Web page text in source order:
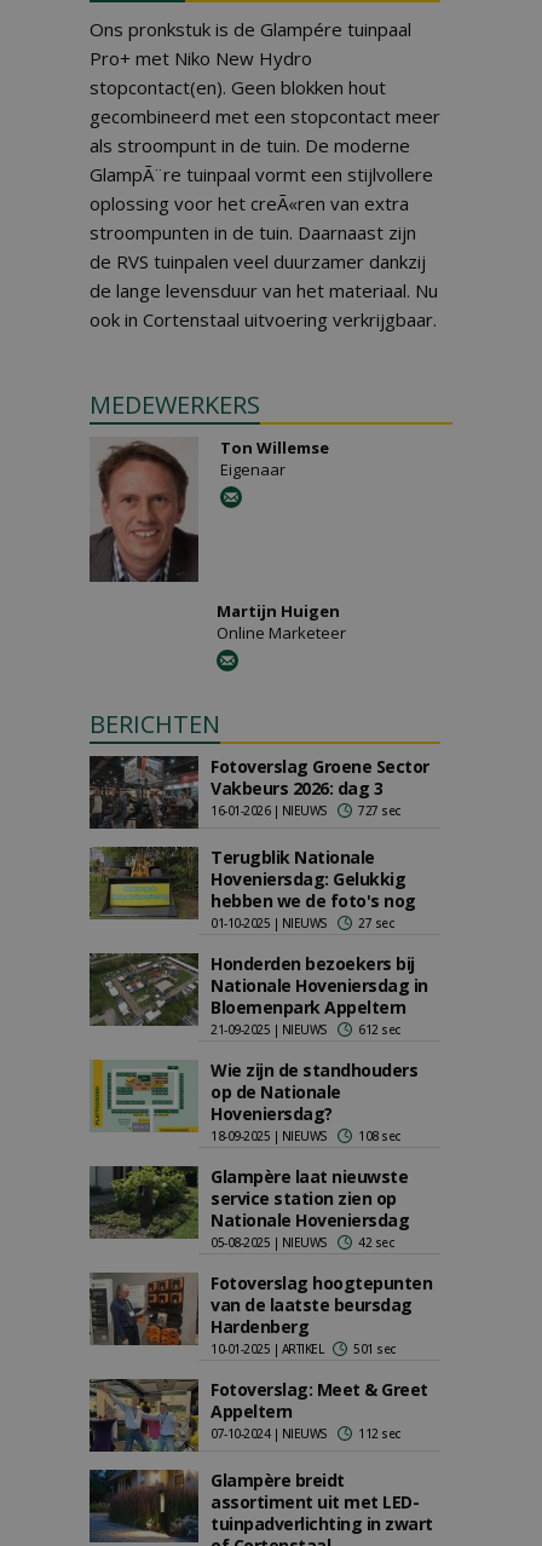
Ons pronkstuk is de Glampére tuinpaal
Pro+ met Niko New Hydro
stopcontact(en). Geen blokken hout
gecombineerd met een stopcontact meer
als stroompunt in de tuin. De moderne
GlampÃ¨re tuinpaal vormt een stijlvollere
oplossing voor het creÃ«ren van extra
stroompunten in de tuin. Daarnaast zijn
de RVS tuinpalen veel duurzamer dankzij
de lange levensduur van het materiaal. Nu
ook in Cortenstaal uitvoering verkrijgbaar.
MEDEWERKERS
Ton Willemse
Eigenaar
Martijn Huigen
Online Marketeer
BERICHTEN
Fotoverslag Groene Sector
Vakbeurs 2026: dag 3
16-01-2026 | NIEUWS 727 sec
Terugblik Nationale
Hoveniersdag: Gelukkig
hebben we de foto's nog
01-10-2025 | NIEUWS 27 sec
Honderden bezoekers bij
Nationale Hoveniersdag in
Bloemenpark Appeltern
21-09-2025 | NIEUWS 612 sec
Wie zijn de standhouders
op de Nationale
Hoveniersdag?
18-09-2025 | NIEUWS 108 sec
Glampère laat nieuwste
service station zien op
Nationale Hoveniersdag
05-08-2025 | NIEUWS 42 sec
Fotoverslag hoogtepunten
van de laatste beursdag
Hardenberg
10-01-2025 | ARTIKEL 501 sec
Fotoverslag: Meet & Greet
Appeltern
07-10-2024 | NIEUWS 112 sec
Glampère breidt
assortiment uit met LED-
tuinpadverlichting in zwart